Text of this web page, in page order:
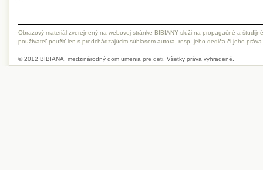
Obrazový materiál zverejnený na webovej stránke BIBIANY slúži na propagačné a
používateľ použiť len s predchádzajúcim súhlasom autora, resp. jeho dediča či jeho
© 2012 BIBIANA, medzinárodný dom umenia pre deti. Všetky práva vyhradené.